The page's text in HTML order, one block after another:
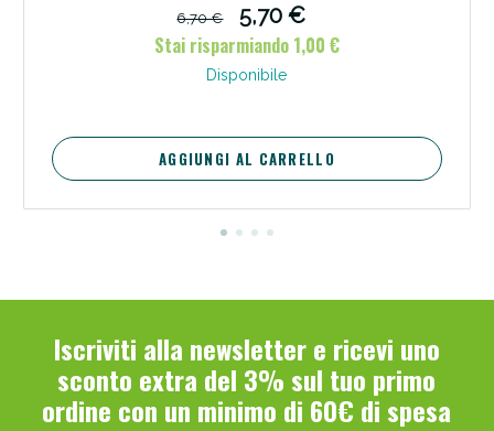
6,70 €
5,70 €
Stai risparmiando 1,00 €
Disponibile
AGGIUNGI AL CARRELLO
Iscriviti alla newsletter e ricevi uno
sconto extra del 3% sul tuo primo
ordine con un minimo di 60€ di spesa